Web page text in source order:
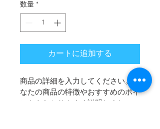
数量 *
カートに追加する
商品の詳細を入力してください。あ
なたの商品の特徴やおすすめのポイ
ントをわかりやすく説明しましょ